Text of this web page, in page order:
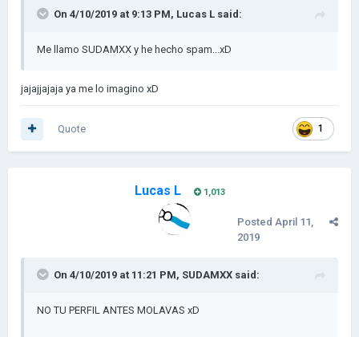
On 4/10/2019 at 9:13 PM, Lucas L said:
Me llamo SUDAMXX y he hecho spam...xD
jajajjajaja ya me lo imagino xD
1
Quote
Lucas L 1,013
Posted April 11,
2019
On 4/10/2019 at 11:21 PM, SUDAMXX said:
NO TU PERFIL ANTES MOLAVAS xD